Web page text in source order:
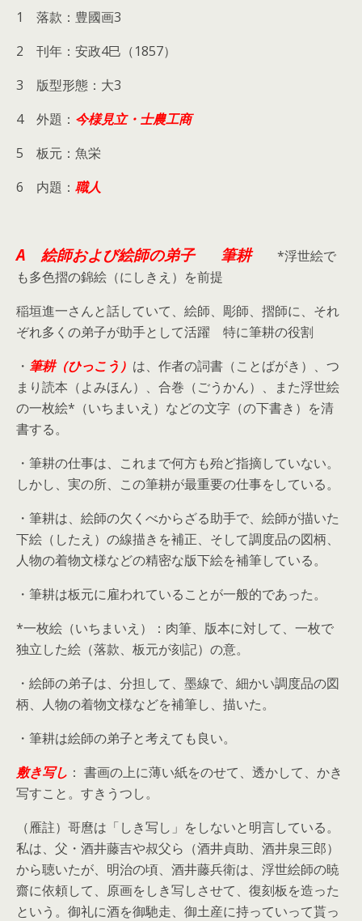
1 落款：豊國画3
2 刊年：安政4巳（1857）
3 版型形態：大3
4 外題： 今様見立・士農工商
5 板元：魚栄
6 内題： 職人
A 絵師および絵師の弟子 筆耕*浮世絵で
も多色摺の錦絵（にしきえ）を前提
稲垣進一さんと話していて、絵師、彫師、摺師に、それ
ぞれ多くの弟子が助手として活躍 特に筆耕の役割
・ 筆耕（ひっこう） は、作者の詞書（ことばがき）、つ
まり読本（よみほん）、合巻（ごうかん）、また浮世絵
の一枚絵*（いちまいえ）などの文字（の下書き）を清
書する。
・筆耕の仕事は、これまで何方も殆ど指摘していない。
しかし、実の所、この筆耕が最重要の仕事をしている。
・筆耕は、絵師の欠くべからざる助手で、絵師が描いた
下絵（したえ）の線描きを補正、そして調度品の図柄、
人物の着物文様などの精密な版下絵を補筆している。
・筆耕は板元に雇われていることが一般的であった。
*一枚絵（いちまいえ）：肉筆、版本に対して、一枚で
独立した絵（落款、板元が刻記）の意。
・絵師の弟子は、分担して、墨線で、細かい調度品の図
柄、人物の着物文様などを補筆し、描いた。
・筆耕は絵師の弟子と考えても良い。
敷き写し ： 書画の上に薄い紙をのせて、透かして、かき
写すこと。すきうつし。
（雁註）哥麿は「しき写し」をしないと明言している。
私は、父・酒井藤吉や叔父ら（酒井貞助、酒井泉三郎）
から聴いたが、明治の頃、酒井藤兵衛は、浮世絵師の暁
齋に依頼して、原画をしき写しさせて、復刻板を造った
という。御礼に酒を御馳走、御土産に持っていって貰っ